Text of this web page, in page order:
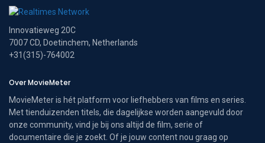
Innovatieweg 20C
7007 CD, Doetinchem, Netherlands
+31(315)-764002
Over MovieMeter
MovieMeter is hét platform voor liefhebbers van films en series.
Met tienduizenden titels, die dagelijkse worden aangevuld door
onze community, vind je bij ons altijd de film, serie of
documentaire die je zoekt. Of je jouw content nou graag op